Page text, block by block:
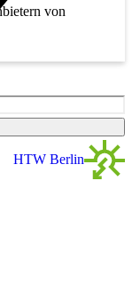
von
HTW Berlin